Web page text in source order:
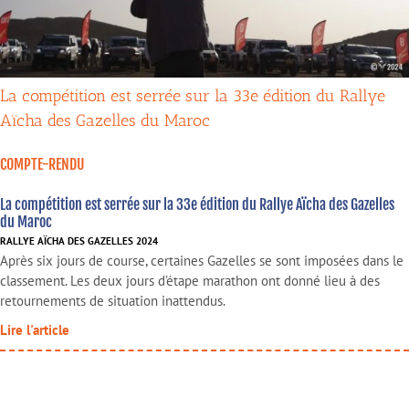
La compétition est serrée sur la 33e édition du Rallye
Aïcha des Gazelles du Maroc
COMPTE-RENDU
La compétition est serrée sur la 33e édition du Rallye Aïcha des Gazelles
du Maroc
RALLYE AÏCHA DES GAZELLES 2024
Après six jours de course, certaines Gazelles se sont imposées dans le
classement. Les deux jours d’étape marathon ont donné lieu à des
retournements de situation inattendus.
Lire l'article